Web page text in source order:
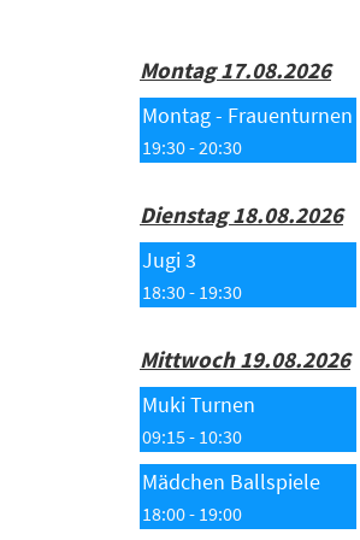
Montag 17.08.2026
Montag - Frauenturnen
19:30 - 20:30
Dienstag 18.08.2026
Jugi 3
18:30 - 19:30
Mittwoch 19.08.2026
Muki Turnen
09:15 - 10:30
Mädchen Ballspiele
18:00 - 19:00